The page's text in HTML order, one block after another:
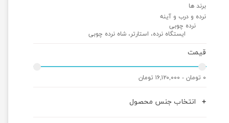
برند ها
نرده و درب و آینه
نرده چوبی
ایستگاه نرده، استارتر، شاه نرده چوبی
قیمت
۰ تومان - ۱۶,۱۲۰,۰۰۰ تومان
انتخاب جنس محصول